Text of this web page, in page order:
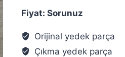
Fiyat: Sorunuz
Orijinal yedek parça
Çıkma yedek parça